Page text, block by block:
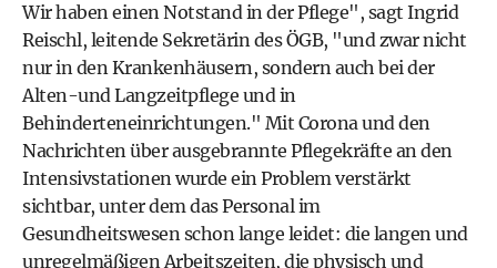
Wir haben einen Notstand in der Pflege", sagt Ingrid
Reischl, leitende Sekretärin des ÖGB, "und zwar nicht
nur in den Krankenhäusern, sondern auch bei der
Alten-und Langzeitpflege und in
Behinderteneinrichtungen." Mit Corona und den
Nachrichten über ausgebrannte Pflegekräfte an den
Intensivstationen wurde ein Problem verstärkt
sichtbar, unter dem das Personal im
Gesundheitswesen schon lange leidet: die langen und
unregelmäßigen Arbeitszeiten, die physisch und